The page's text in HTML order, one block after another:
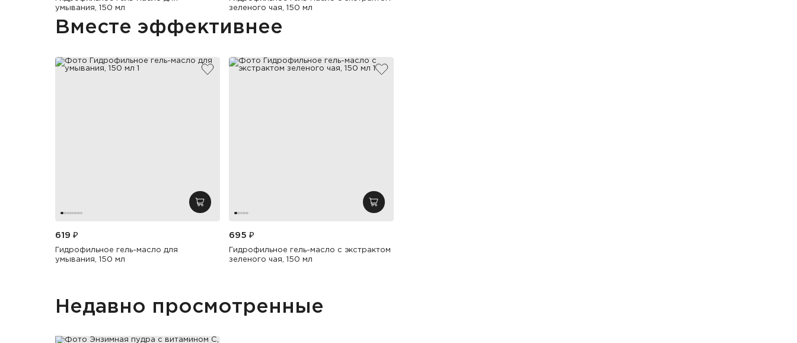
умывания, 150 мл
зеленого чая, 150 мл
Вместе эффективнее
добавить в избранное
добавить в корзину
619 ₽
Гидрофильное гель-масло для
умывания, 150 мл
добавить в избранное
добавить в корзину
695 ₽
Гидрофильное гель-масло с экстрактом
зеленого чая, 150 мл
Недавно просмотренные